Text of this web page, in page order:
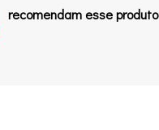
recomendam esse produto